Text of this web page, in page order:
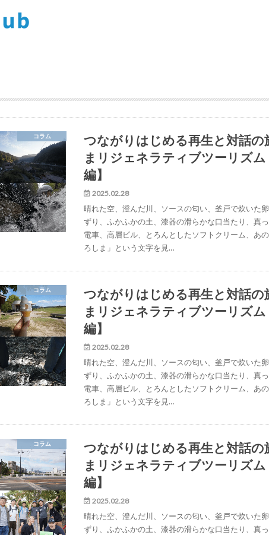
コラム
つながりはじめる再生と対話の
まリジェネラティブツーリズ
編】
2025.02.28
晴れた空、澄んだ川、ソースの匂い、釜戸で炊いた
ずり、ふかふかの土、漆器の滑らかな口当たり、真
電車、高層ビル、とろんとしたソフトクリーム、あ
ろしま」という文字を見…
コラム
つながりはじめる再生と対話の
まリジェネラティブツーリズム
編】
2025.02.28
晴れた空、澄んだ川、ソースの匂い、釜戸で炊いた
ずり、ふかふかの土、漆器の滑らかな口当たり、真
電車、高層ビル、とろんとしたソフトクリーム、あ
ろしま」という文字を見…
コラム
つながりはじめる再生と対話の
まリジェネラティブツーリズ
編】
2025.02.28
晴れた空、澄んだ川、ソースの匂い、釜戸で炊いた
ずり、ふかふかの土、漆器の滑らかな口当たり、真